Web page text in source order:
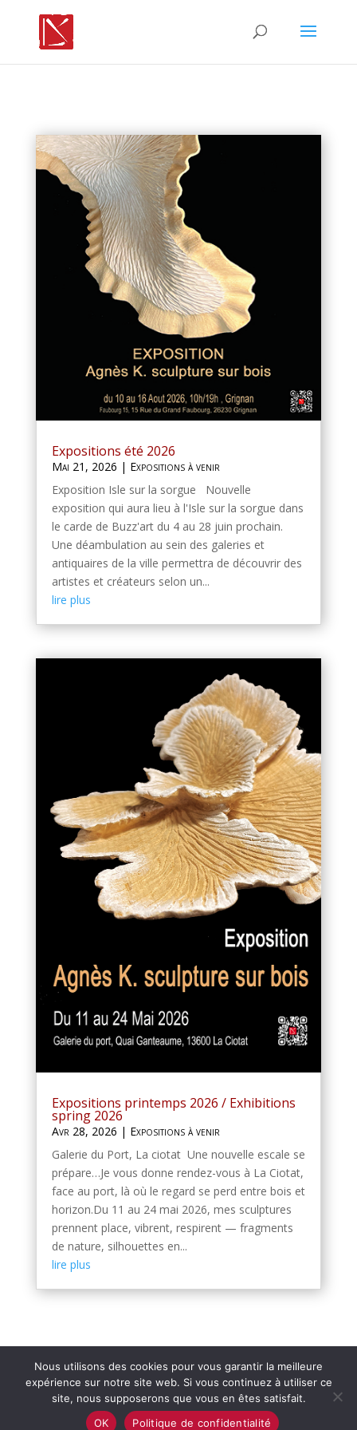
Expositions été 2026
Mai 21, 2026 | Expositions à venir
Exposition Isle sur la sorgue Nouvelle
exposition qui aura lieu à l'Isle sur la sorgue dans
le carde de Buzz'art du 4 au 28 juin prochain.
Une déambulation au sein des galeries et
antiquaires de la ville permettra de découvrir des
artistes et créateurs selon un...
lire plus
Expositions printemps 2026 / Exhibitions
spring 2026
Avr 28, 2026 | Expositions à venir
Galerie du Port, La ciotat Une nouvelle escale se
prépare…Je vous donne rendez-vous à La Ciotat,
face au port, là où le regard se perd entre bois et
horizon.Du 11 au 24 mai 2026, mes sculptures
prennent place, vibrent, respirent — fragments
de nature, silhouettes en...
lire plus
Copyright © 2016 - 2026 Agnès K| développé paridcreacom
Nous utilisons des cookies pour vous garantir la meilleure
expérience sur notre site web. Si vous continuez à utiliser ce
site, nous supposerons que vous en êtes satisfait.
OK
Politique de confidentialité